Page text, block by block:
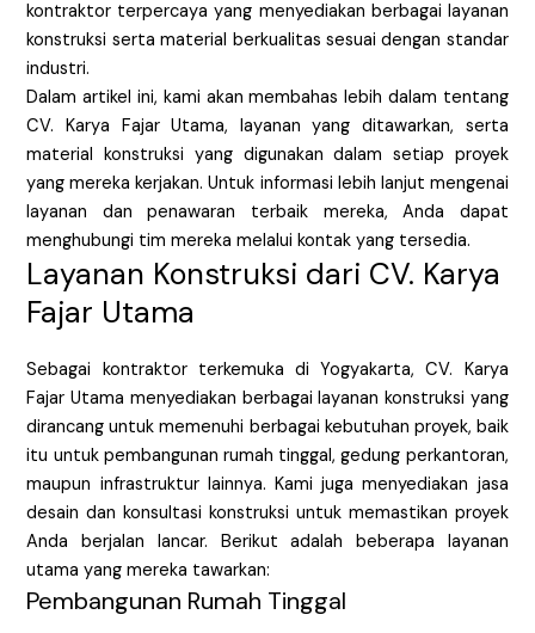
kontraktor terpercaya yang menyediakan berbagai layanan
konstruksi serta material berkualitas sesuai dengan standar
industri.
Dalam artikel ini, kami akan membahas lebih dalam tentang
CV. Karya Fajar Utama, layanan yang ditawarkan, serta
material konstruksi yang digunakan dalam setiap proyek
yang mereka kerjakan. Untuk informasi lebih lanjut mengenai
layanan dan penawaran terbaik mereka, Anda dapat
menghubungi tim mereka melalui kontak yang tersedia.
Layanan Konstruksi dari CV. Karya
Fajar Utama
Sebagai kontraktor terkemuka di Yogyakarta, CV. Karya
Fajar Utama menyediakan berbagai layanan konstruksi yang
dirancang untuk memenuhi berbagai kebutuhan proyek, baik
itu untuk pembangunan rumah tinggal, gedung perkantoran,
maupun infrastruktur lainnya. Kami juga menyediakan jasa
desain dan konsultasi konstruksi untuk memastikan proyek
Anda berjalan lancar. Berikut adalah beberapa layanan
utama yang mereka tawarkan:
Pembangunan Rumah Tinggal